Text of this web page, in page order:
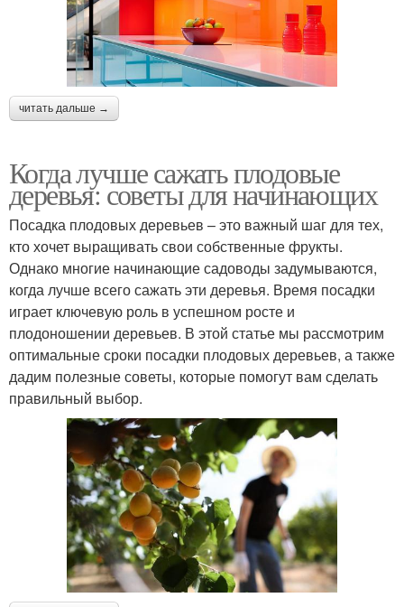
читать дальше →
Когда лучше сажать плодовые
деревья: советы для начинающих
Посадка плодовых деревьев – это важный шаг для тех,
кто хочет выращивать свои собственные фрукты.
Однако многие начинающие садоводы задумываются,
когда лучше всего сажать эти деревья. Время посадки
играет ключевую роль в успешном росте и
плодоношении деревьев. В этой статье мы рассмотрим
оптимальные сроки посадки плодовых деревьев, а также
дадим полезные советы, которые помогут вам сделать
правильный выбор.